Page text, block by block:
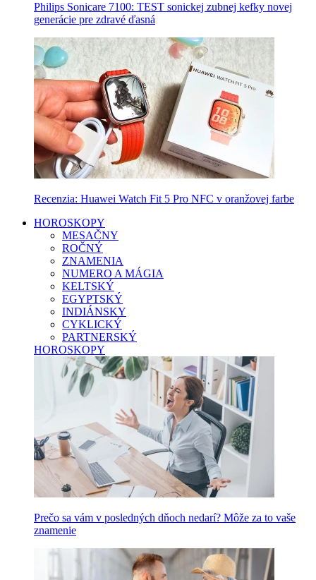
Philips Sonicare 7100: TEST sonickej zubnej kefky novej
generácie pre zdravé ďasná
Recenzia: Huawei Watch Fit 5 Pro NFC v oranžovej farbe
HOROSKOPY
MESAČNY
ROČNÝ
ZNAMENIA
NUMERO A MÁGIA
KELTSKÝ
EGYPTSKÝ
INDIÁNSKY
CYKLICKÝ
PARTNERSKÝ
HOROSKOPY
Prečo sa vám v posledných dňoch nedarí? Môže za to vaše
znamenie